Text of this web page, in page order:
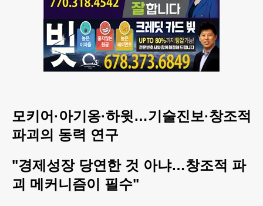
모키어·아기옹·하윗…기술진보·창조적
파괴의 동력 연구
"경제성장 당연한 것 아냐…창조적 파
괴 메커니즘이 필수"